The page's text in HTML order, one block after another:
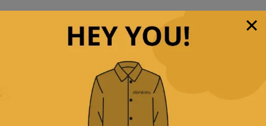
δωρεάν μεταφορικά με αγορές άνω των